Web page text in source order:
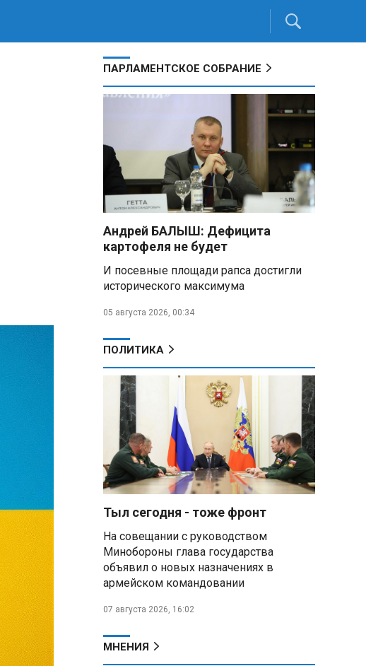
ПАРЛАМЕНТСКОЕ СОБРАНИЕ
Андрей БАЛЫШ: Дефицита
картофеля не будет
И посевные площади рапса достигли
исторического максимума
05 августа 2026, 00:34
ПОЛИТИКА
Тыл сегодня - тоже фронт
На совещании с руководством
Минобороны глава государства
объявил о новых назначениях в
армейском командовании
07 августа 2026, 16:02
МНЕНИЯ